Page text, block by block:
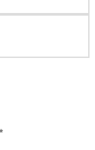
*Requerido